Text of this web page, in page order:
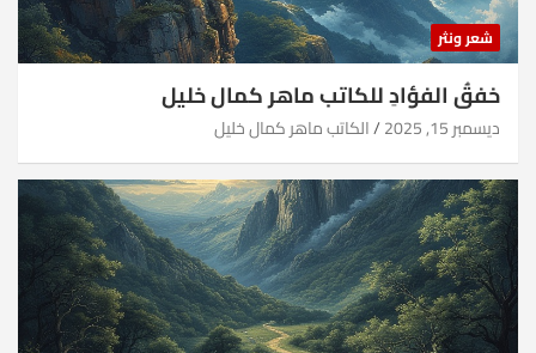
شعر ونثر
خفقُ الفؤادِ للكاتب ماهر كمال خليل
ديسمبر 15, 2025 الكاتب ماهر كمال خليل